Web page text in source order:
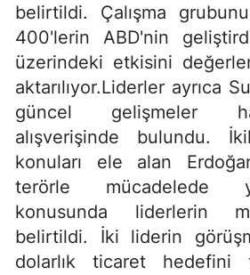
belirtildi. Çalışma
400'lerin ABD'nin
üzerindeki etkisini
aktarılıyor.Liderler ayrıca
güncel gelişmeler
alışverişinde bulundu.
konuları ele alan
terörle mücadelede
konusunda liderlerin
belirtildi. İki liderin
dolarlık ticaret